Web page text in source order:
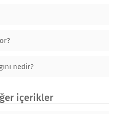
nedir?
içerikler